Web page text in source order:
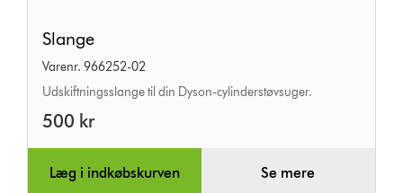
Slange
Varenr. 966252-02
Udskiftningsslange til din Dyson-cylinderstøvsuger.
500 kr
Læg i indkøbskurven Se mere